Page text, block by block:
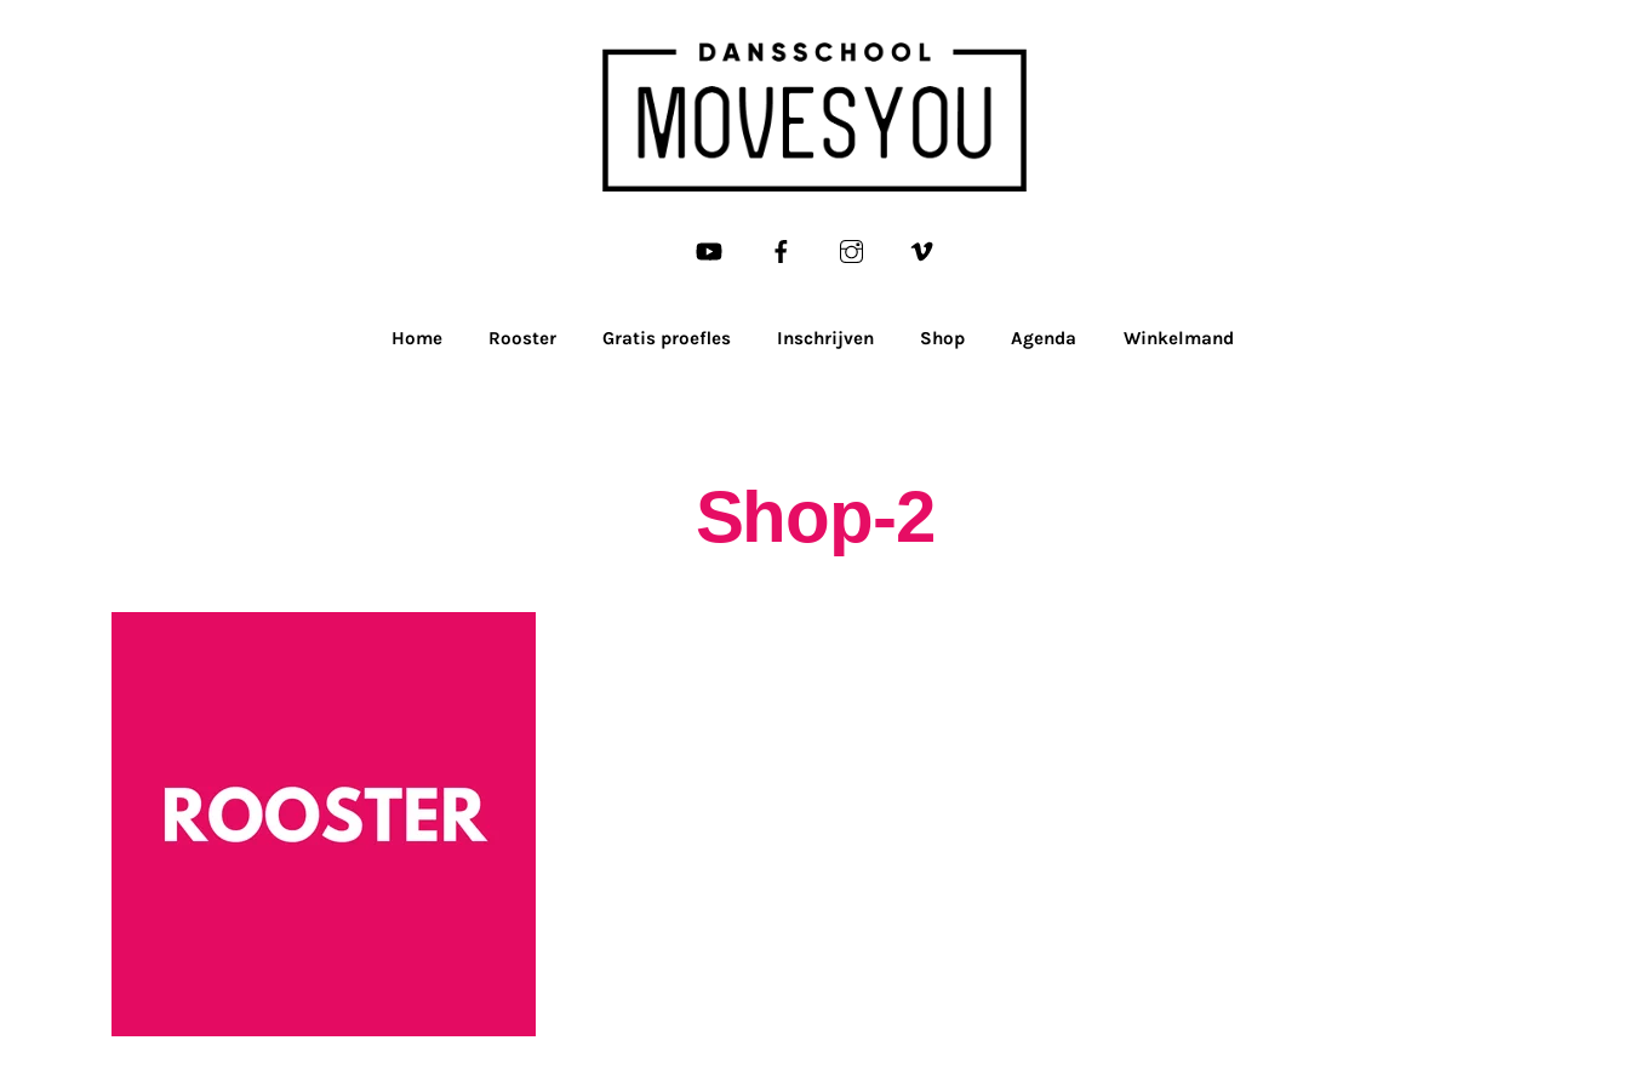
Home Rooster Gratis proefles Inschrijven Shop Agenda Winkelmand
Shop-2